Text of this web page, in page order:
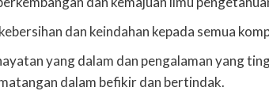
dan keindahan kepada semua
yang dalam dan pengalaman yang
dalam befikir dan bertindak.